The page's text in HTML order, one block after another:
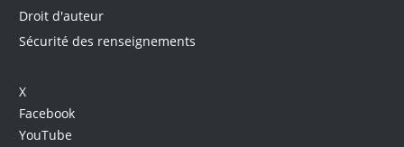
Droit d'auteur
Sécurité des renseignements
X
Facebook
YouTube